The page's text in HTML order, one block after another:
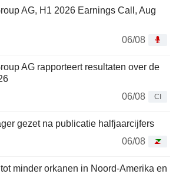
AG, H1 2026 Earnings Call, Aug
06/08
AG rapporteert resultaten over de
06/08
CI
gezet na publicatie halfjaarcijfers
06/08
minder orkanen in Noord-Amerika en